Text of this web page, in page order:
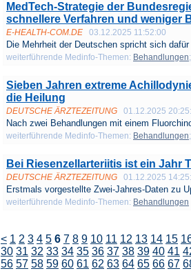
MedTech-Strategie der
schnellere Verfahren und weniger
E-HEALTH-COM.DE 03.12.2025 11:52:00
Die Mehrheit der Deutschen spricht sich
weiterführende Medinfo-Themen: Behandlungen
Sieben Jahren extreme
die Heilung
DEUTSCHE ÄRZTEZEITUNG 01.12.2025
Nach zwei Behandlungen mit einem
weiterführende Medinfo-Themen: Behandlungen
Bei Riesenzellarteriitis ist ein Jahr
DEUTSCHE ÄRZTEZEITUNG 01.12.2025
Erstmals vorgestellte Zwei-Jahres-Daten zu
weiterführende Medinfo-Themen: Behandlungen
< 1 2 3 4 5 6 7 8 9 10 11 12 13 14 15
30 31 32 33 34 35 36 37 38 39 40 41
56 57 58 59 60 61 62 63 64 65 66 67